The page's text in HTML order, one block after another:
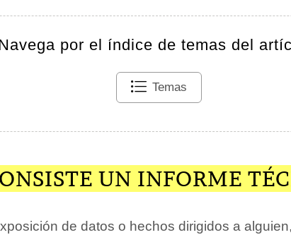
por el índice de temas del
Temas
UN INFORME
de datos o hechos dirigidos a